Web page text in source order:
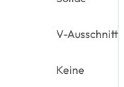
V-Ausschnitt
Keine